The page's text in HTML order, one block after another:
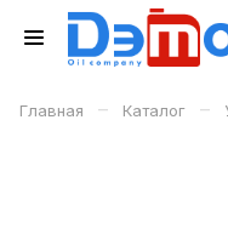
Главная – Каталог –